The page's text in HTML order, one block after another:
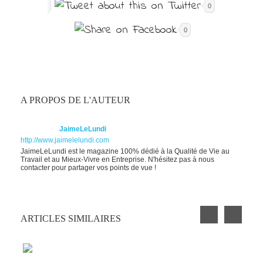
0
0
A PROPOS DE L'AUTEUR
JaimeLeLundi
http://www.jaimelelundi.com
JaimeLeLundi est le magazine 100% dédié à la Qualité de Vie au
Travail et au Mieux-Vivre en Entreprise. N'hésitez pas à nous
contacter pour partager vos points de vue !
ARTICLES SIMILAIRES